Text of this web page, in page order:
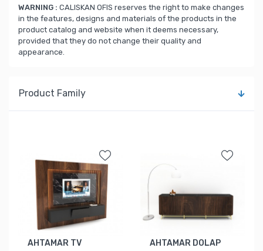
WARNING : CALISKAN OFIS reserves the right to make changes
in the features, designs and materials of the products in the
product catalog and website when it deems necessary,
provided that they do not change their quality and
appearance.
Product Family
AHTAMAR TV
AHTAMAR DOLAP